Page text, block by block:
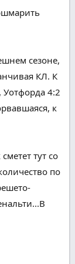
сезоне,
КЛ. К
4:2
к
сметет тут со
по